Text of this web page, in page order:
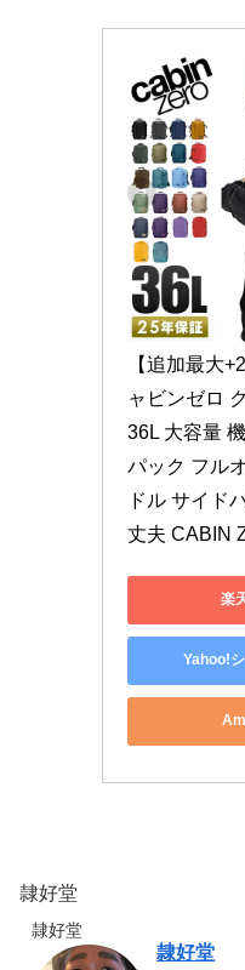
【追加最大
ャビンゼロ
36L 大容量
パック フル
ドル サイド
丈夫 CABIN
楽
Yahoo!
隷好堂
隷好堂
隷好堂